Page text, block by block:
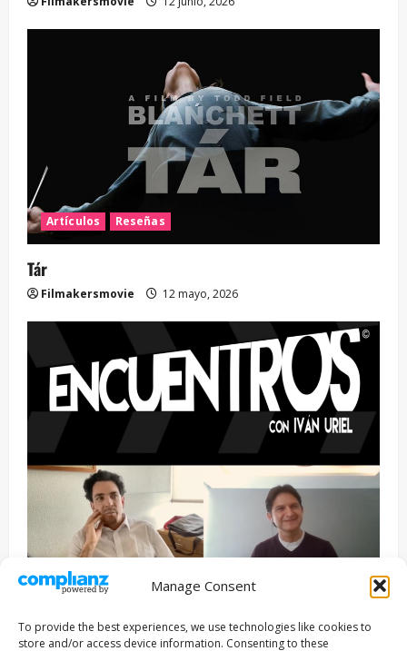
Manage Consent
To provide the best experiences, we use technologies like cookies to
store and/or access device information. Consenting to these
Artículos Reseñas
Tár
Filmakersmovie 12 mayo, 2026
Entrevista Series
ENCUENTROS CON IVÁN URIEL T3E22: JUAN PATRICIO